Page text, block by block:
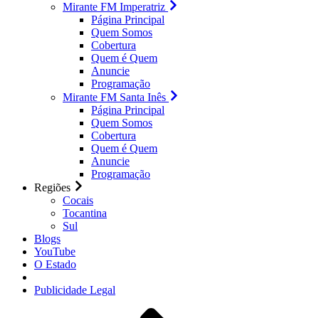
Mirante FM Imperatriz
Página Principal
Quem Somos
Cobertura
Quem é Quem
Anuncie
Programação
Mirante FM Santa Inês
Página Principal
Quem Somos
Cobertura
Quem é Quem
Anuncie
Programação
Regiões
Cocais
Tocantina
Sul
Blogs
YouTube
O Estado
Publicidade Legal